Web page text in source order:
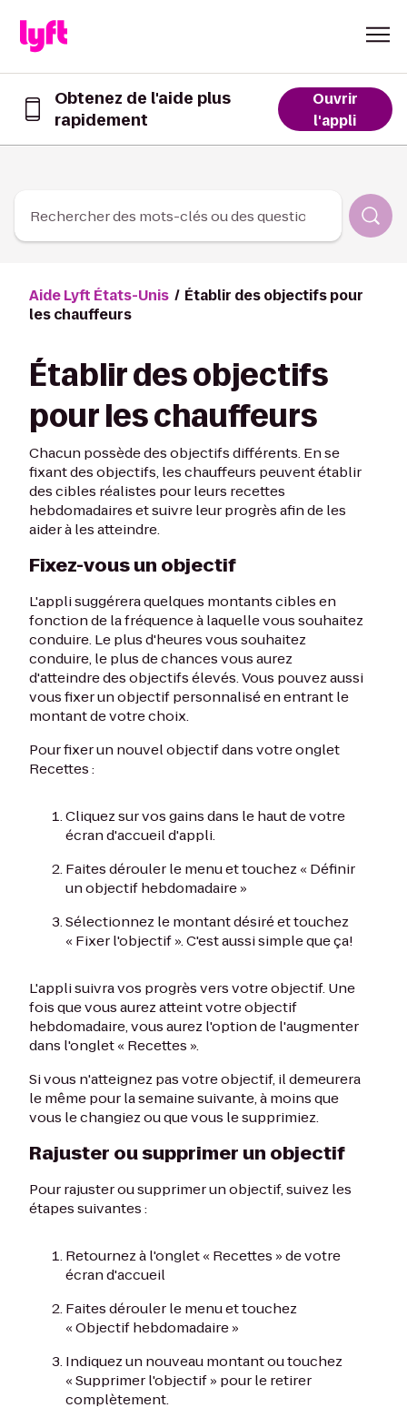
Obtenez de l'aide plus
rapidement
Obtenez
dans
Ouvrir
l'appli
Rechercher des mots-clés ou des questions
Aide Lyft États-Unis
Établir des objectifs pour
les chauffeurs
Établir des objectifs
pour les chauffeurs
Chacun possède des objectifs différents. En se
fixant des objectifs, les chauffeurs peuvent établir
des cibles réalistes pour leurs recettes
hebdomadaires et suivre leur progrès afin de les
aider à les atteindre.
Fixez-vous un objectif
L'appli suggérera quelques montants cibles en
fonction de la fréquence à laquelle vous souhaitez
conduire. Le plus d'heures vous souhaitez
conduire, le plus de chances vous aurez
d'atteindre des objectifs élevés. Vous pouvez aussi
vous fixer un objectif personnalisé en entrant le
montant de votre choix.
Pour fixer un nouvel objectif dans votre onglet
Recettes :
Cliquez sur vos gains dans le haut de votre
écran d'accueil d'appli.
Faites dérouler le menu et touchez « Définir
un objectif hebdomadaire »
Sélectionnez le montant désiré et touchez
« Fixer l'objectif ». C'est aussi simple que ça!
L'appli suivra vos progrès vers votre objectif. Une
fois que vous aurez atteint votre objectif
hebdomadaire, vous aurez l'option de l'augmenter
dans l'onglet « Recettes ».
Si vous n'atteignez pas votre objectif, il demeurera
le même pour la semaine suivante, à moins que
vous le changiez ou que vous le supprimiez.
Rajuster ou supprimer un objectif
Pour rajuster ou supprimer un objectif, suivez les
étapes suivantes :
Retournez à l'onglet « Recettes » de votre
écran d'accueil
Faites dérouler le menu et touchez
« Objectif hebdomadaire »
Indiquez un nouveau montant ou touchez
« Supprimer l'objectif » pour le retirer
complètement.